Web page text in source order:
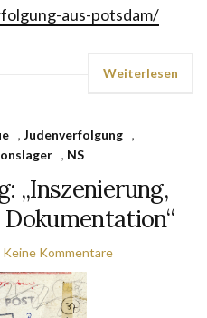
aus-potsdam/
Weiterlesen
, Judenverfolgung
,
, NS
„Inszenierung,
Dokumentation“
Keine Kommentare